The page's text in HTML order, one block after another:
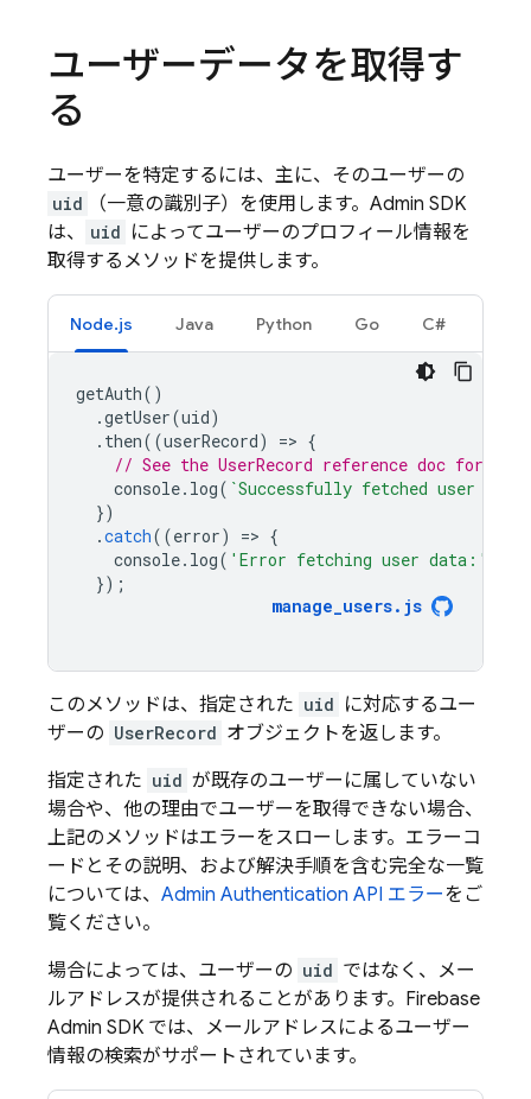
ユーザーデータを取得す
る
ユーザーを特定するには、主に、そのユーザーの
uid
（一意の識別子）を使用します。Admin SDK
は、
uid によってユーザーのプロフィール情報を
取得するメソッドを提供します。
Node.js Java Python Go C#
getAuth()
.getUser(uid)
. then((userRecord) => {
// See the UserRecord reference doc for the
console. log( `Successfully fetched user
})
.catch((error) => {
console. log( 'Error fetching user data:'
});
manage_users. js
このメソッドは、指定された uid に対応するユー
ザーの UserRecord オブジェクトを返します。
指定された uid が既存のユーザーに属していない
場合や、他の理由でユーザーを取得できない場合、
上記のメソッドはエラーをスローします。エラーコ
ードとその説明、および解決手順を含む完全な一覧
については、 Admin Authentication API エラーをご
覧ください。
場合によっては、ユーザーの uid ではなく、メー
ルアドレスが提供されることがあります。Firebase
Admin SDK では、メールアドレスによるユーザー
情報の検索がサポートされています。